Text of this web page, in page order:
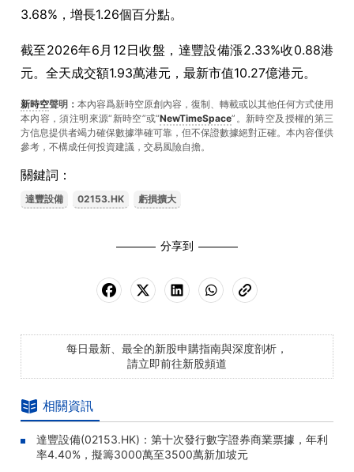
3.68%，增長1.26個百分點。
截至2026年6月12日收盤，達豐設備漲2.33%收0.88港
元。全天成交額1.93萬港元，最新市值10.27億港元。
新時空聲明： 本內容爲新時空原創內容，復制、轉載或以其他任何方式使用
本內容，須注明來源“新時空”或“NewTimeSpace”。新時空及授權的第三
方信息提供者竭力確保數據準確可靠，但不保證數據絕對正確。本內容僅供
參考，不構成任何投資建議，交易風險自擔。
關鍵詞：
達豐設備 02153.HK 虧損擴大
分享到
每日最新、最全的新股申購指南與深度剖析，
請立即前往新股頻道
相關資訊
達豐設備(02153.HK)：第十次發行數字證券商業票據，年利
率4.40%，擬籌3000萬至3500萬新加坡元